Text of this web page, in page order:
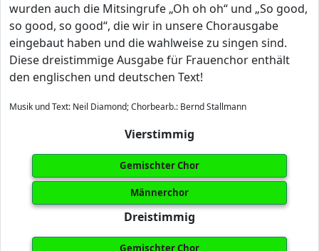
wurden auch die Mitsingrufe „Oh oh oh“ und „So good,
so good, so good“, die wir in unsere Chorausgabe
eingebaut haben und die wahlweise zu singen sind.
Diese dreistimmige Ausgabe für Frauenchor enthält
den englischen und deutschen Text!
Musik und Text: Neil Diamond; Chorbearb.: Bernd Stallmann
Vierstimmig
Gemischter Chor
Männerchor
Dreistimmig
Gemischter Chor